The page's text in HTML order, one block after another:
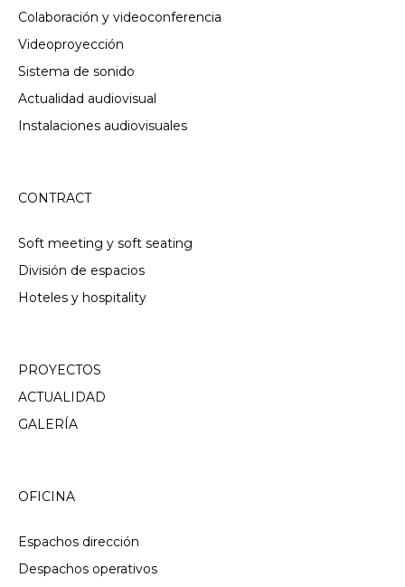
Colaboración y videoconferencia
Videoproyección
Sistema de sonido
Actualidad audiovisual
Instalaciones audiovisuales
CONTRACT
Soft meeting y soft seating
División de espacios
Hoteles y hospitality
PROYECTOS
ACTUALIDAD
GALERÍA
OFICINA
Espachos dirección
Despachos operativos